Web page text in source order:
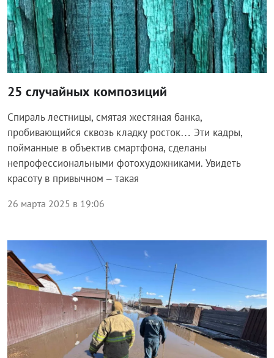
25 случайных композиций
Спираль лестницы, смятая жестяная банка,
пробивающийся сквозь кладку росток… Эти кадры,
пойманные в объектив смартфона, сделаны
непрофессиональными фотохудожниками. Увидеть
красоту в привычном – такая
26 марта 2025 в 19:06
Общество